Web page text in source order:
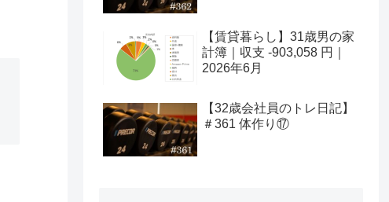
【賃貸暮らし】31歳男の家
計簿｜収支 -903,058 円｜
2026年6月
【32歳会社員のトレ日記】
＃361 体作り⑰